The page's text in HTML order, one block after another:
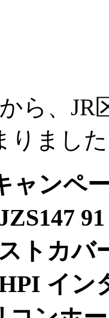
ら、
りまし
ャンペ
トカバ
イン